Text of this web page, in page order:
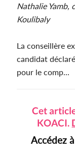
Nathalie Yamb,
Koulibaly
La conseillère
candidat
pour le comp...
Cet
KOACI.
Accédez